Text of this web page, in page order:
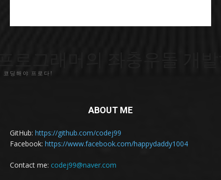
코딩해야 프로다!
ABOUT ME
GitHub: https://github.com/codej99
Facebook: https://www.facebook.com/happydaddy1004
Contact me: codej99@naver.com